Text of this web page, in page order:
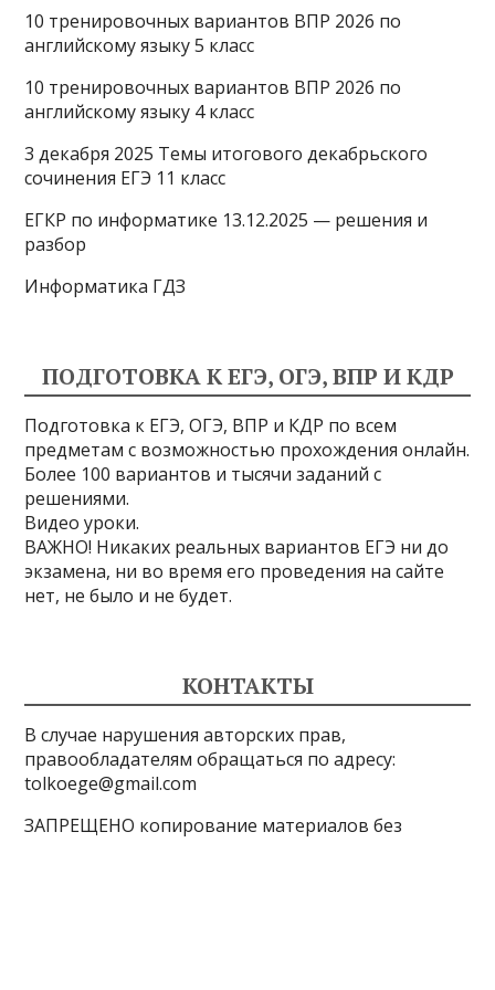
s
s
n
i
k
i
a
m
A
p
p
10 тренировочных вариантов ВПР 2026 по
английскому языку 5 класс
10 тренировочных вариантов ВПР 2026 по
английскому языку 4 класс
3 декабря 2025 Темы итогового декабрьского
сочинения ЕГЭ 11 класс
ЕГКР по информатике 13.12.2025 — решения и
разбор
Информатика ГДЗ
ПОДГОТОВКА К ЕГЭ, ОГЭ, ВПР И КДР
Подготовка к ЕГЭ, ОГЭ, ВПР и КДР по всем
предметам с возможностью прохождения онлайн.
Более 100 вариантов и тысячи заданий с
решениями.
Видео уроки.
ВАЖНО! Никаких реальных вариантов ЕГЭ ни до
экзамена, ни во время его проведения на сайте
нет, не было и не будет.
КОНТАКТЫ
В случае нарушения авторских прав,
правообладателям обращаться по адресу:
tolkoege@gmail.com
ЗАПРЕЩЕНО копирование материалов без